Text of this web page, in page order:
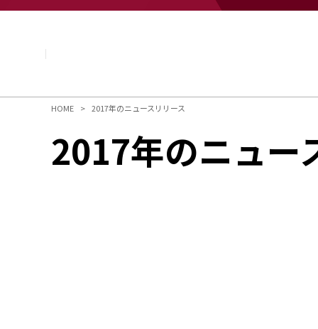
組織図
長瀬産業の歩み
HOME 2017年のニュースリリース
2017年のニュー